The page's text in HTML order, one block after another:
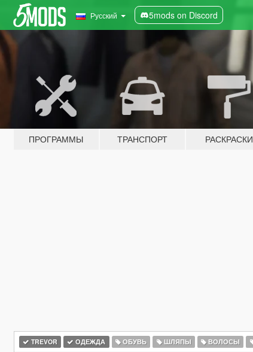
Русский 5mods on Discord
ПРОГРАММЫ ТРАНСПОРТ РАСКРАСКИ
TREVOR ОДЕЖДА ОБУВЬ ШЛЯПЫ ВОЛОСЫ